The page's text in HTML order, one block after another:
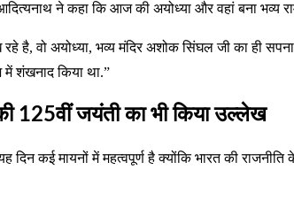
ने कहा कि आज की अयोध्या और वहां बना
है, वो अयोध्या, भव्य मंदिर अशोक सिंघल जी का ही
शंखनाद किया था.”
125वीं जयंती का भी किया उल्लेख
कई मायनों में महत्वपूर्ण है क्योंकि भारत की